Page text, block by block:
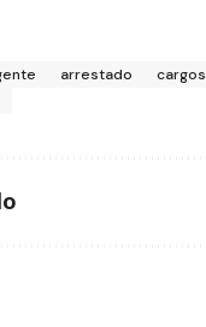
arrestado cargos